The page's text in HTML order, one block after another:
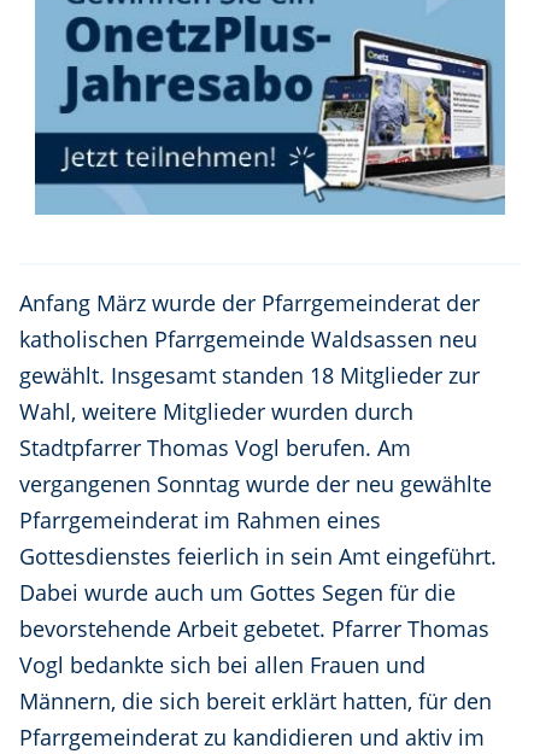
Anfang März wurde der Pfarrgemeinderat der
katholischen Pfarrgemeinde Waldsassen neu
gewählt. Insgesamt standen 18 Mitglieder zur
Wahl, weitere Mitglieder wurden durch
Stadtpfarrer Thomas Vogl berufen. Am
vergangenen Sonntag wurde der neu gewählte
Pfarrgemeinderat im Rahmen eines
Gottesdienstes feierlich in sein Amt eingeführt.
Dabei wurde auch um Gottes Segen für die
bevorstehende Arbeit gebetet. Pfarrer Thomas
Vogl bedankte sich bei allen Frauen und
Männern, die sich bereit erklärt hatten, für den
Pfarrgemeinderat zu kandidieren und aktiv im